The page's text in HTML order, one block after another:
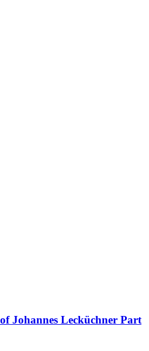
Johannes Lecküchner Part